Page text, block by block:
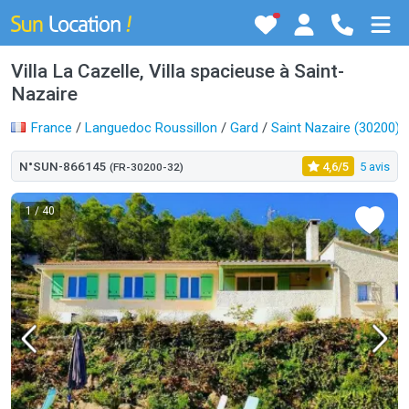
Villa La Cazelle, Villa spacieuse à Saint-
Nazaire
France / Languedoc Roussillon / Gard / Saint Nazaire (30200)
N°SUN-866145 (FR-30200-32) 4,6/5 5 avis
1/ 40